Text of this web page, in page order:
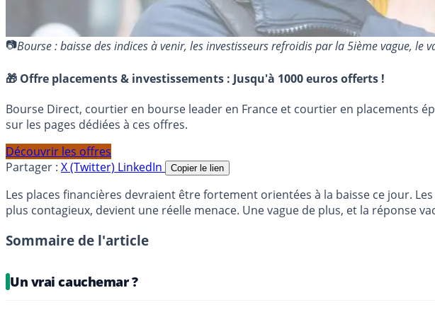
Bourse : baisse des indices à venir, les investisseurs refroidis par la 5ième vague,
🎁 Offre placements & investissements : Jusqu'à 1000 euros offerts !
Bourse Direct, courtier en bourse leader en France et courtier en placements
sur les pages dédiées à ces offres.
Découvrir les offres
Partager : X (Twitter) LinkedIn Copier le lien
Les places financières devraient être fortement orientées à la baisse ce jour.
plus contagieux, devient une réelle menace. Une vague de plus, et la réponse
Sommaire de l'article
Un vrai cauchemar ?